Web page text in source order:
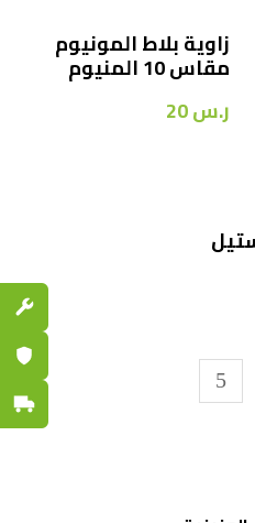
زاوية بلاط المونيوم
مقاس 10 المنيوم
ر.س20
قطع
ضمان